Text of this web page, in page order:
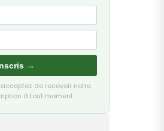
→
de recevoir notre
à tout moment.